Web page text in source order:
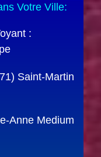
Votre Ville:
:
Saint-Martin
Anne Medium